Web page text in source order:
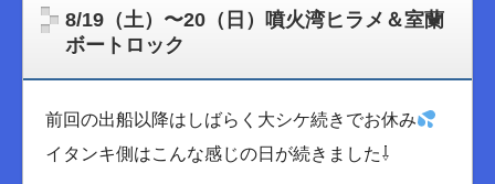
8/19（土）〜20（日）噴火湾ヒラメ＆室蘭
ボートロック
前回の出船以降はしばらく大シケ続きでお休み
イタンキ側はこんな感じの日が続きました⇩